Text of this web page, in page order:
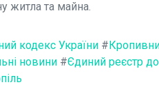
житла та майна.
кодекс України #
новини #Єдиний реєстр